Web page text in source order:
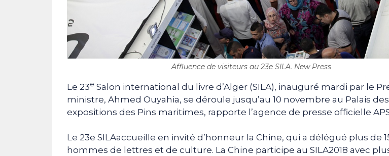
Affluence de visiteurs au 23e SILA. New Press
Le 23e Salon international du livre d’Alger (SILA), inauguré mardi par le
ministre, Ahmed Ouyahia, se déroule jusqu’au 10 novembre au Palais des
expositions des Pins maritimes, rapporte l’agence de presse officielle
Le 23e SILAaccueille en invité d’honneur la Chine, qui a délégué plus de
hommes de lettres et de culture. La Chine participe au SILA2018 avec